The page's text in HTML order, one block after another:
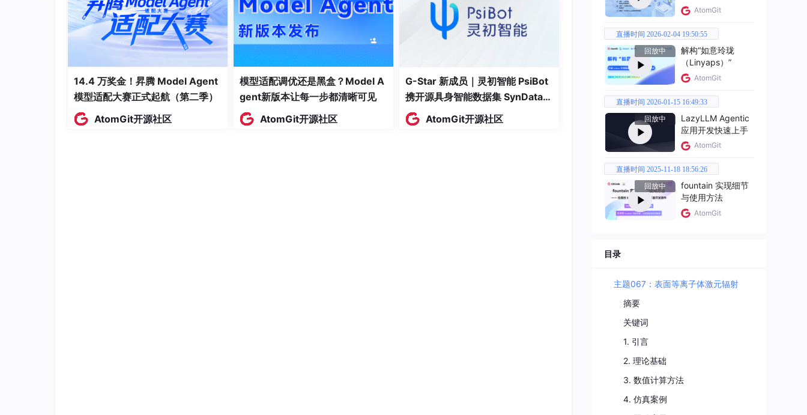
14.4 万奖金！昇腾 Model Agent
模型适配大赛正式起航（第二季）
AtomGit开源社区
模型适配调优还是黑盒？Model A
gent新版本让每一步都清晰可见
AtomGit开源社区
G-Star 新成员｜灵初智能 PsiBot
携开源具身智能数据集 SynData
入驻 AtomGit
AtomGit开源社区
AtomGit
直播时间 2026-02-04 19:50:55
回放中
解构“如意玲珑
（Linyaps）”
AtomGit
直播时间 2026-01-15 16:49:33
回放中
LazyLLM Agentic
应用开发快速上手
AtomGit
直播时间 2025-11-18 18:56:26
回放中
fountain 实现细节
与使用方法
AtomGit
目录
主题067：表面等离子体激元辐射
摘要
关键词
1. 引言
2. 理论基础
3. 数值计算方法
4. 仿真案例